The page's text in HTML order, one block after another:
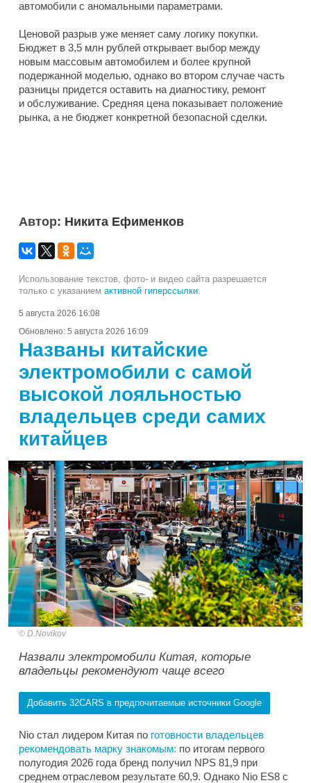
автомобили с аномальными параметрами.
Ценовой разрыв уже меняет саму логику покупки.
Бюджет в 3,5 млн рублей открывает выбор между
новым массовым автомобилем и более крупной
подержанной моделью, однако во втором случае часть
разницы придется оставить на диагностику, ремонт
и обслуживание. Средняя цена показывает положение
рынка, а не бюджет конкретной безопасной сделки.
Автор: Никита Ефименков
Использование текстов, фото- и видео сайта разрешается
только с указанием активной гиперссылки.
5 августа 2026 16:08
Обновлено: 5 августа 2026 16:09
Названы китайские
электромобили с самой
высокой лояльностью
владельцев среди самих
китайцев
D.Novikov
Назвали электромобили Китая, которые
владельцы рекомендуют чаще всего
Добавить 32CARS в предпочитаемые источники Google
Nio стал лидером Китая по готовности владельцев
рекомендовать марку знакомым: по итогам первого
полугодия 2026 года бренд получил NPS 81,9 при
среднем отраслевом результате 60,9. Однако Nio ES8 с